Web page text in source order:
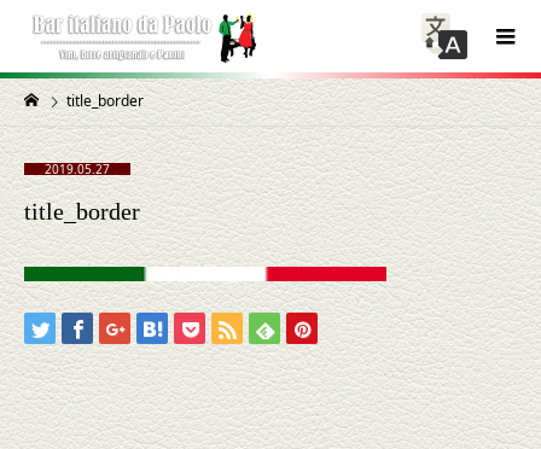
title_border
2019.05.27
title_border